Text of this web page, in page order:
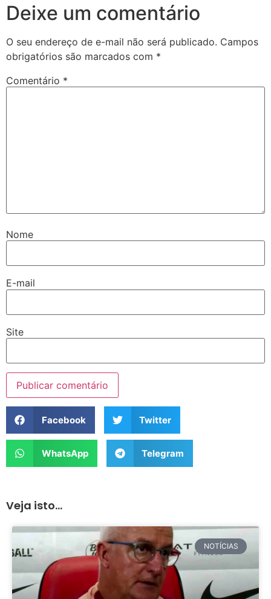
Deixe um comentário
O seu endereço de e-mail não será publicado. Campos
obrigatórios são marcados com *
Comentário *
Nome
E-mail
Site
Facebook Twitter
WhatsApp Telegram
Veja isto...
NOTÍCIAS